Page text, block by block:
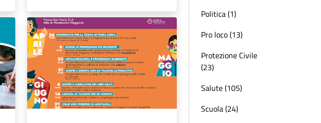
Politica (1)
Pro loco (13)
Protezione Civile
(23)
Salute (105)
Scuola (24)